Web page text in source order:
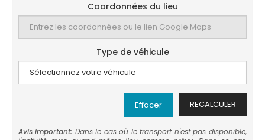
Coordonnées du lieu
Type de véhicule
RECALCULER
Effacer
Avis important: Dans le cas où le transport n'est pas disponible,